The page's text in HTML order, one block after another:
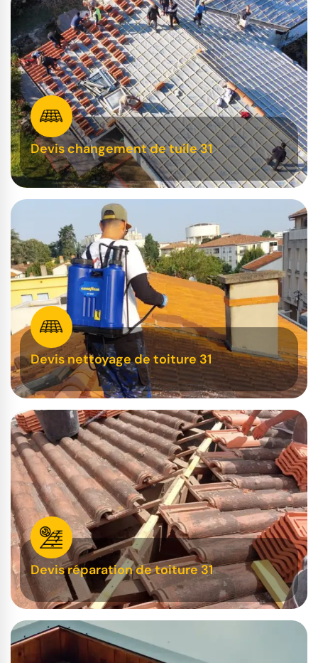
Devis changement de tuile 31
Devis nettoyage de toiture 31
Devis réparation de toiture 31